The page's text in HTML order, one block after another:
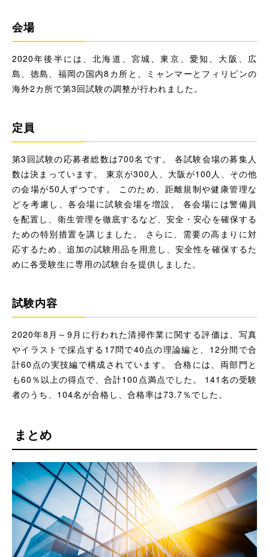
会場
2020年後半には、北海道、宮城、東京、愛知、大阪、広
島、徳島、福岡の国内8カ所と、ミャンマーとフィリピンの
海外2カ所で第3回試験の調整が行われました。
定員
第3回試験の応募者総数は700名です。 各試験会場の募集人
数は決まっています。 東京が300人、大阪が100人、その他
の会場が50人ずつです。 このため、距離規制や健康管理な
どを考慮し、各会場に試験会場を増設。 各会場には警備員
を配置し、衛生管理を徹底するなど、安全・安心を確保する
ための特別措置を講じました。 さらに、需要の高まりに対
応するため、追加の試験用品を用意し、安全性を確保するた
めに各受験生に専用の試験台を提供しました。
試験内容
2020年8月～9月に行われた清掃作業に関する評価は、写真
やイラストで採点する17問で40点の理論編と、12分間で合
計60点の実技編で構成されています。 合格には、両部門と
も60％以上の得点で、合計100点満点でした。 141名の受験
者のうち、104名が合格し、合格率は73.7％でした。
まとめ